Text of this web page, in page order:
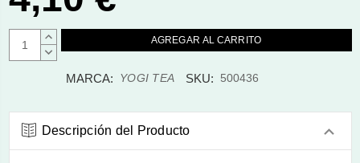
AUMENTAR
CANTIDAD:
DISMINUIR
MARCA: YOGI TEA SKU: 500436
Descripción del Producto